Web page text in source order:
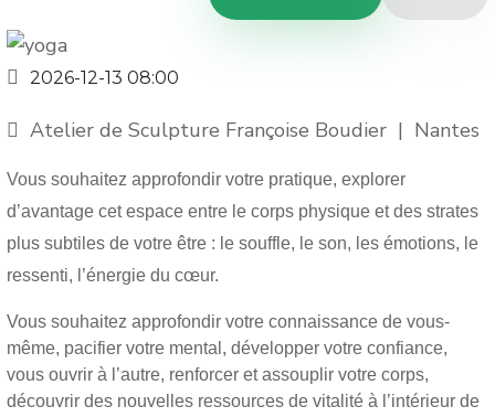
2026-12-13 08:00
Atelier de Sculpture Françoise Boudier | Nantes
Vous souhaitez approfondir votre pratique, explorer
d’avantage cet espace entre le corps physique et des strates
plus subtiles de votre être : le souffle, le son, les émotions, le
ressenti, l’énergie du cœur.
Vous souhaitez approfondir votre connaissance de vous-
même, pacifier votre mental, développer votre confiance,
vous ouvrir à l’autre, renforcer et assouplir votre corps,
découvrir des nouvelles ressources de vitalité à l’intérieur de